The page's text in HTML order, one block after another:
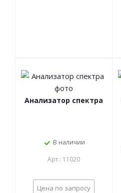
Анализатор спектра
В наличии
Арт.: 11020
Цена по запросу